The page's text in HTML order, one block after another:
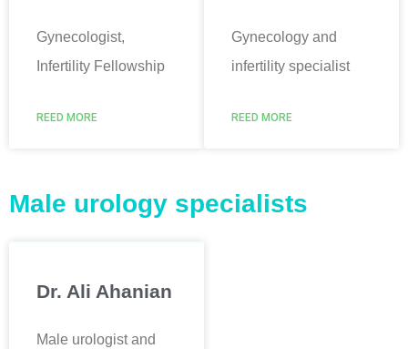
Gynecologist,
Infertility Fellowship
REED MORE
Gynecology and
infertility specialist
REED MORE
Male urology specialists
Dr. Ali Ahanian
Male urologist and